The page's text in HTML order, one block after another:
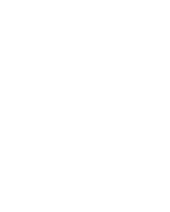
recenzija: 78